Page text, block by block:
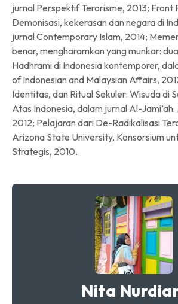
jurnal Perspektif Terorisme, 2013; Front
Demonisasi, kekerasan dan negara di
jurnal Contemporary Islam, 2014;
benar, mengharamkan yang munkar:
Hadhrami di Indonesia kontemporer,
of Indonesian and Malaysian Affairs,
Identitas, dan Ritual Sekuler: Wisuda di
Atas Indonesia, dalam jurnal Al-
2012; Pelajaran dari De-Radikalisasi
Arizona State University, Konsorsium
Strategis, 2010.
Nita